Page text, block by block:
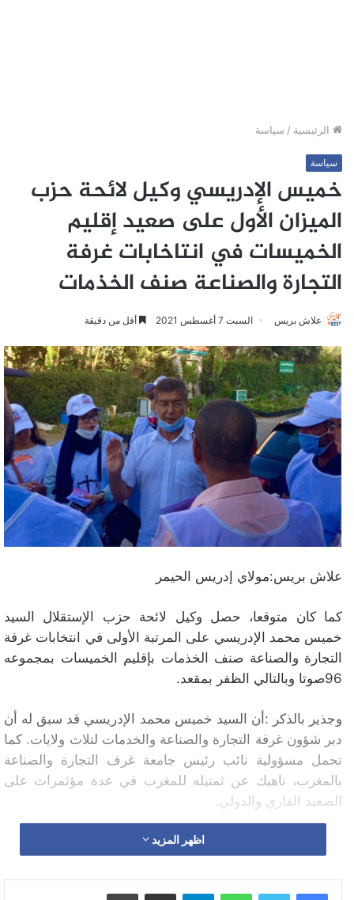
الرئيسية / سياسة
سياسة
خميس الإدريسي وكيل لائحة حزب
الميزان الأول على صعيد إقليم
الخميسات في انتاخابات غرفة
التجارة والصناعة صنف الخذمات
علاش بريس السبت 7 أغسطس 2021 أقل من دقيقة
علاش بريس:مولاي إدريس الحيمر
كما كان متوقعا، حصل وكيل لائحة حزب الإستقلال السيد
خميس محمد الإدريسي على المرتبة الأولى في انتخابات غرفة
التجارة والصناعة صنف الخذمات بإقليم الخميسات بمجموعه
96صوتا وبالتالي الظفر بمقعد.
وجذير بالذكر :أن السيد خميس محمد الإدريسي قد سبق له أن
دبر شؤون غرفة التجارة والصناعة والخدمات لتلاث ولايات. كما
تحمل مسؤولية نائب رئيس جامعة غرف التجارة والصناعة
بالمغرب، ناهيك عن ثمتيله للمغرب في عدة مؤثمراث على
الصعيد القاري والدولي.
اظهر المزيد
واتساب تيلقرام مشاركة عبر البريد طباعة